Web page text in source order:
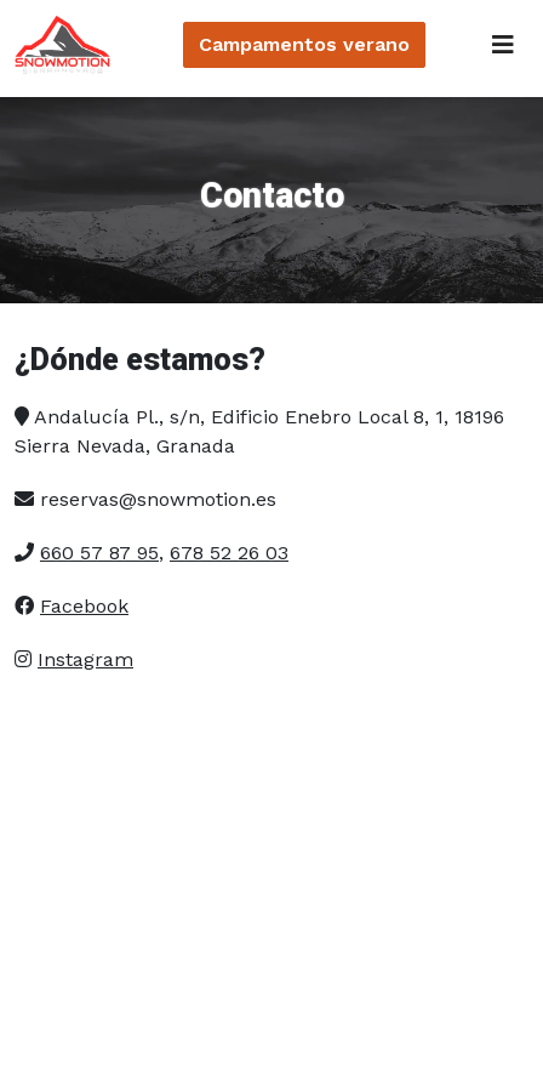
Campamentos verano
Contacto
¿Dónde estamos?
Andalucía Pl., s/n, Edificio Enebro Local 8, 1, 18196
Sierra Nevada, Granada
reservas@snowmotion.es
660 57 87 95, 678 52 26 03
Facebook
Instagram